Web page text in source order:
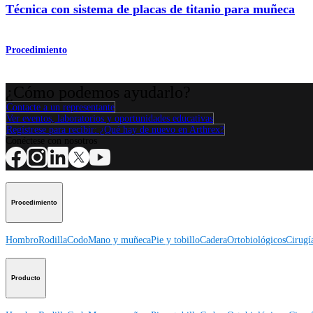
Técnica con sistema de placas de titanio para muñeca
Procedimiento
Contacte a un representante
Ver eventos, laboratorios y oportunidades educativas
Regístrese para recibir: ¿Qué hay de nuevo en Arthrex?
Procedimiento
HombroRodillaCodoMano y muñecaPie y tobilloCaderaOrtobiológicos
Producto